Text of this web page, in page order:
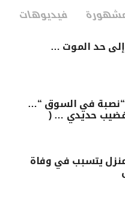
فيديوهات
حد الموت …
في السوق “…
حديدي … (
يتسبب في وفاة